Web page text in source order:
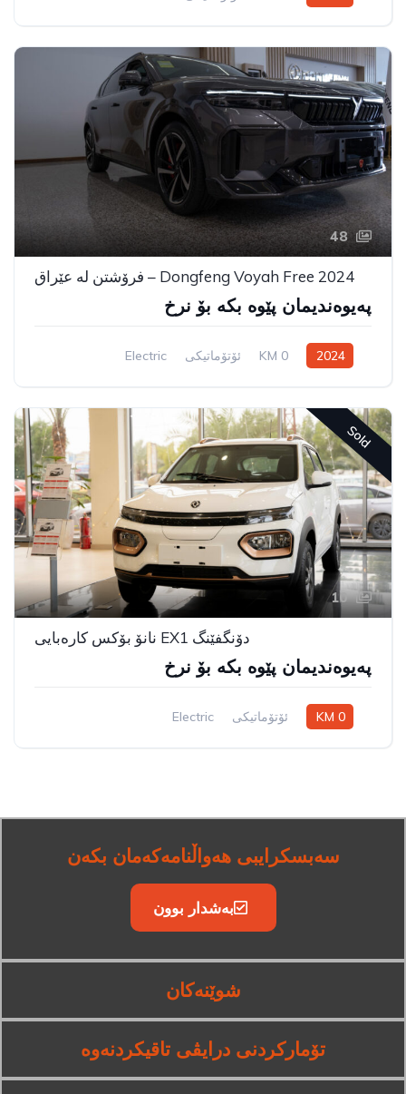
48
Dongfeng Voyah Free 2024 – فرۆشتن لە عێراق
پەیوەندیمان پێوە بکە بۆ نرخ
2024
0 KM ئۆتۆماتیکی
Electric
Sold
10
دۆنگفێنگ EX1 نانۆ بۆکس کارەبایی
پەیوەندیمان پێوە بکە بۆ نرخ
0 KM ئۆتۆماتیکی
Electric
سەبسکرایبی هەواڵنامەکەمان بکەن
بەشدار بوون
شوێنەکان
تۆمارکردنی درایڤی تاقیکردنەوە